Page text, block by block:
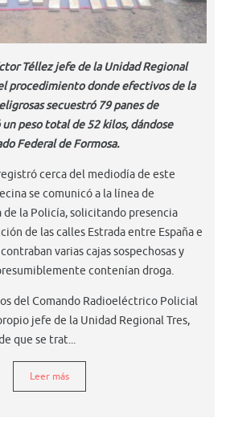
Téllez jefe de la Unidad Regional
procedimiento donde efectivos de la
secuestró 79 panes de
peso total de 52 kilos, dándose
Federal de Formosa.
cerca del mediodía de este
se comunicó a la línea de
la Policía, solicitando presencia
de las calles Estrada entre España e
varias cajas sospechosas y
contenían droga.
del Comando Radioeléctrico Policial
jefe de la Unidad Regional Tres,
que se trat...
Leer más